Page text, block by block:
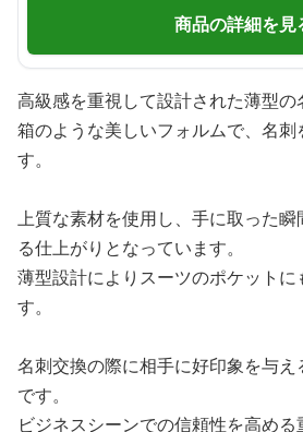
商品の詳細を見
高級感を重視して設計された薄型の
箱のような美しいフォルムで、名刺
す。
上質な素材を使用し、手に取った
る仕上がりとなっています。
薄型設計によりスーツのポケットに
す。
名刺交換の際に相手に好印象を与
です。
ビジネスシーンでの信頼性を高め